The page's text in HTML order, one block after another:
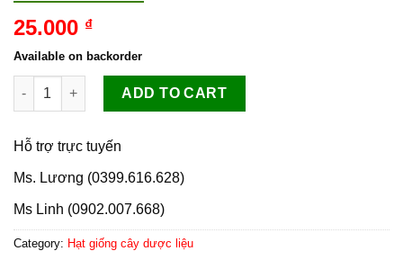
25.000 ₫
Available on backorder
Hạt giống cây đỗ trọng quantity
ADD TO CART
Hỗ trợ trực tuyến
Ms. Lương (0399.616.628)
Ms Linh (0902.007.668)
Category: Hạt giống cây dược liệu